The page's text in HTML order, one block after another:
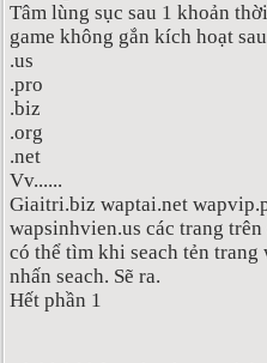
Tâm lùng sục sau 1 khoản
game không gắn kích hoạt
.us
.pro
.biz
.org
.net
Vv......
Giaitri.biz waptai.net
wapsinhvien.us các trang
có thể tìm khi seach tẻn
nhấn seach. Sẽ ra.
Hết phần 1